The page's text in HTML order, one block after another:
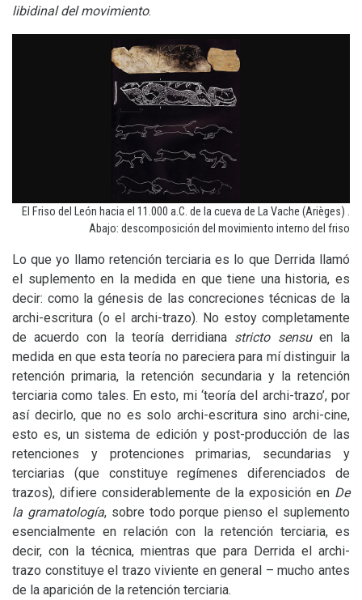
libidinal del movimiento.
El Friso del León hacia el 11.000 a.C. de la cueva de La Vache (Arièges) .
Abajo: descomposición del movimiento interno del friso
Lo que yo llamo retención terciaria es lo que Derrida llamó
el suplemento en la medida en que tiene una historia, es
decir: como la génesis de las concreciones técnicas de la
archi-escritura (o el archi-trazo). No estoy completamente
de acuerdo con la teoría derridiana stricto sensuen la
medida en que esta teoría no pareciera para mí distinguir la
retención primaria, la retención secundaria y la retención
terciaria como tales. En esto, mi ‘teoría del archi-trazo’, por
así decirlo, que no es solo archi-escritura sino archi-cine,
esto es, un sistema de edición y post-producción de las
retenciones y protenciones primarias, secundarias y
terciarias (que constituye regímenes diferenciados de
trazos), difiere considerablemente de la exposición en De
la gramatología, sobre todo porque pienso el suplemento
esencialmente en relación con la retención terciaria, es
decir, con la técnica, mientras que para Derrida el archi-
trazo constituye el trazo viviente en general – mucho antes
de la aparición de la retención terciaria.